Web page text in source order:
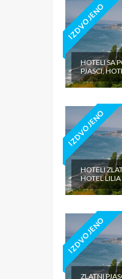
IZDVOJENO
HOTELI SA
PJASCI,
IZDVOJENO
HOTELI
HOTEL LILIA
IZDVOJENO
ZLATNI